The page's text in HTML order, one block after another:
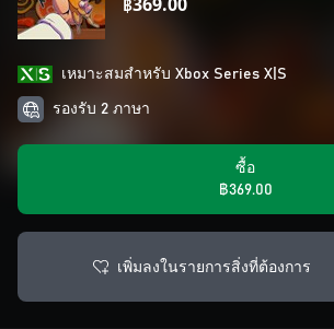
เหมาะสมสําหรับ Xbox Series X|S
รองรับ 2 ภาษา
ซื้อ
฿369.00
เพิ่มลงในรายการสิ่งที่ต้องการ